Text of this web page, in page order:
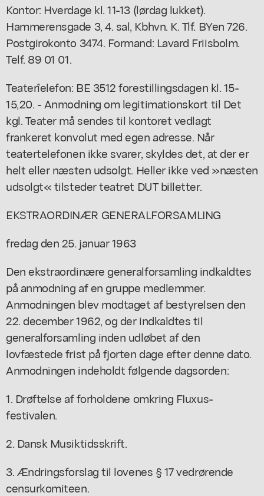
Kontor: Hverdage kl. 11-13 (lørdag lukket).
Hammerensgade 3, 4. sal, Kbhvn. K. Tlf. BYen 726.
Postgirokonto 3474. Formand: Lavard Friisbolm.
Telf. 89 01 01.
Teaterîelefon: BE 3512 forestillingsdagen kl. 15-
15,20. - Anmodning om legitimationskort til Det
kgl. Teater må sendes til kontoret vedlagt
frankeret konvolut med egen adresse. Når
teatertelefonen ikke svarer, skyldes det, at der er
helt eller næsten udsolgt. Heller ikke ved »næsten
udsolgt« tilsteder teatret DUT billetter.
EKSTRAORDINÆR GENERALFORSAMLING
fredag den 25. januar 1963
Den ekstraordinære generalforsamling indkaldtes
på anmodning af en gruppe medlemmer.
Anmodningen blev modtaget af bestyrelsen den
22. december 1962, og der indkaldtes til
generalforsamling inden udløbet af den
lovfæstede frist på fjorten dage efter denne dato.
Anmodningen indeholdt følgende dagsorden:
1. Drøftelse af forholdene omkring FIuxus-
festivalen.
2. Dansk Musiktidsskrift.
3. Ændringsforslag til lovenes § 17 vedrørende
censurkomiteen.